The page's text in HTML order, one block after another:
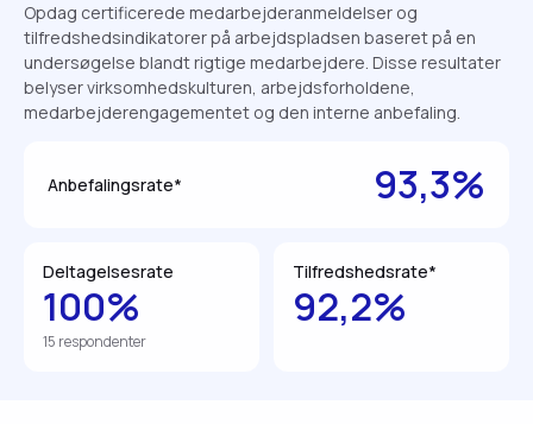
Opdag certificerede medarbejderanmeldelser og
tilfredshedsindikatorer på arbejdspladsen baseret på en
undersøgelse blandt rigtige medarbejdere. Disse resultater
belyser virksomhedskulturen, arbejdsforholdene,
medarbejderengagementet og den interne anbefaling.
Anbefalingsrate* 93,3%
Deltagelsesrate
100%
15 respondenter
Tilfredshedsrate*
92,2%